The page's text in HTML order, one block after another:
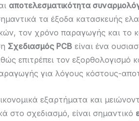
αποτελεσματικότητα
τα έξοδα κατασκευής
τον χρόνο παραγωγής και το
Σχεδιασμός PCB είναι ένα
επιτρέπει τον εξορθολογισμό
για λόγους κόστους-
εξαρτήματα και
στο σχεδιασμό, είναι σημαντικό